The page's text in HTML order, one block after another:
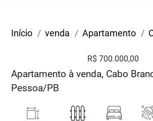
Início venda Apartamento
R$ 700.000,00
Apartamento à venda, Cabo
Pessoa/PB